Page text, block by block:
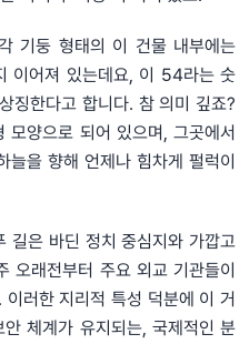
기둥 형태의 이 건물 내부에는
이어져 있는데요, 이 54라는 숫
징한다고 합니다. 참 의미 깊죠?
모양으로 되어 있으며, 그곳에서
늘을 향해 언제나 힘차게 펄럭이
길은 바딘 정치 중심지와 가깝고
오래전부터 주요 외교 기관들이
러한 지리적 특성 덕분에 이 거
체계가 유지되는, 국제적인 분